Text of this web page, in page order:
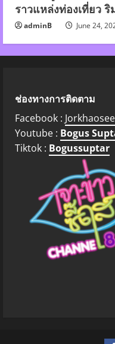
ราวแหล่งท่องเที่ยว
adminB June 24,
ช่องทางการติดตาม
Facebook :
Youtube : Bogus
Tiktok : Bogussuptar